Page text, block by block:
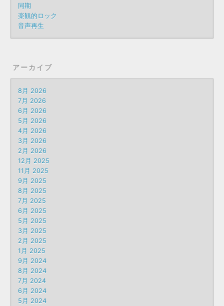
同期
楽観的ロック
音声再生
アーカイブ
8月 2026
7月 2026
6月 2026
5月 2026
4月 2026
3月 2026
2月 2026
12月 2025
11月 2025
9月 2025
8月 2025
7月 2025
6月 2025
5月 2025
3月 2025
2月 2025
1月 2025
9月 2024
8月 2024
7月 2024
6月 2024
5月 2024